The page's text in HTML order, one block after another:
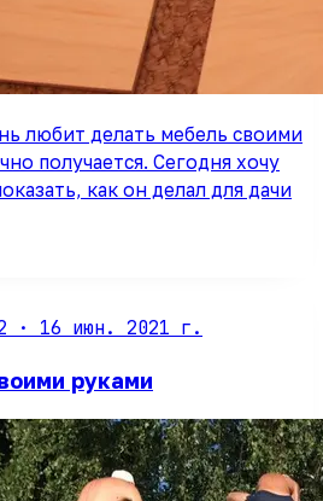
любит делать мебель своими
получается. Сегодня хочу
как он делал для дачи
· 16 июн. 2021 г.
руками